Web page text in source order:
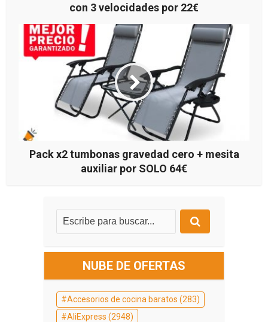
con 3 velocidades por 22€
Pack x2 tumbonas gravedad cero + mesita
auxiliar por SOLO 64€
NUBE DE OFERTAS
Accesorios de cocina baratos (283)
AliExpress (2948)